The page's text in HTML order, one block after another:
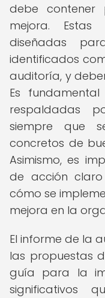
debe contener
mejora. Estas
diseñadas
identificados
auditoría, y
Es
respaldadas
siempre que
concretos de
Asimismo, es
de acción
cómo se
mejora en la
El informe de la
las propuestas
guía para la
significativos